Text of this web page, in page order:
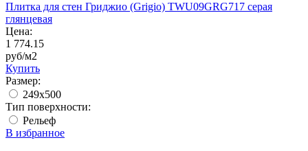
Плитка для стен Гриджио (Grigio) TWU09GRG717 серая
глянцевая
Цена:
1 774.15
руб/м2
Купить
Размер:
249x500
Тип поверхности:
Рельеф
В избранное